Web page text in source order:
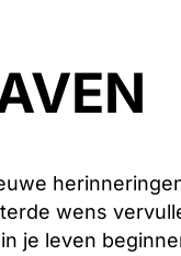
wens
je leven